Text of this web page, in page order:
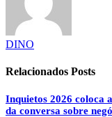
DINO
Relacionados Posts
Inquietos 2026 coloca
da conversa sobre